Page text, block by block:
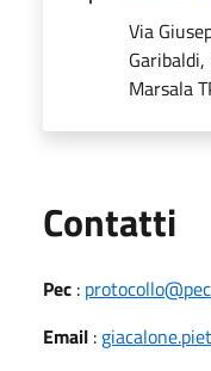
Via
Marsala
Contatti
Pec :
Email :